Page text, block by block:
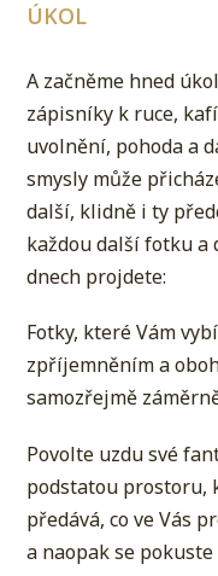
ÚKOL
A začněme hned
zápisníky k ruce,
uvolnění, pohoda a
smysly může
další, klidně i ty
každou další fotku
dnech projdete:
Fotky, které Vám
zpříjemněním a
samozřejmě
Povolte uzdu své
podstatou prostoru,
předává, co ve Vás
a naopak se